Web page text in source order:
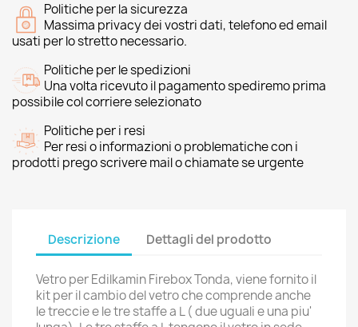
Politiche per la sicurezza
Massima privacy dei vostri dati, telefono ed email
usati per lo stretto necessario.
Politiche per le spedizioni
Una volta ricevuto il pagamento spediremo prima
possibile col corriere selezionato
Politiche per i resi
Per resi o informazioni o problematiche con i
prodotti prego scrivere mail o chiamate se urgente
Descrizione Dettagli del prodotto
Vetro per Edilkamin Firebox Tonda, viene fornito il
kit per il cambio del vetro che comprende anche
le treccie e le tre staffe a L ( due uguali e una piu'